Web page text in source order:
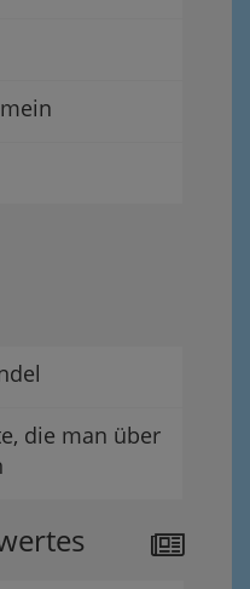
die man über